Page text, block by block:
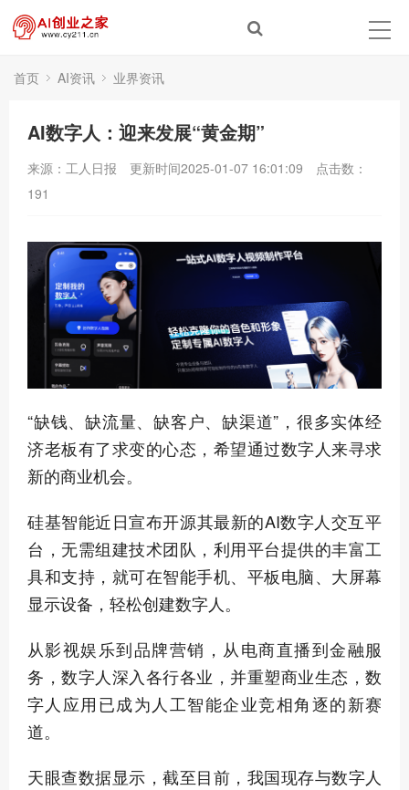
首页 AI资讯 业界资讯
AI数字人：迎来发展“黄金期”
来源：工人日报 更新时间2025-01-07 16:01:09
点击数：
191
“缺钱、缺流量、缺客户、缺渠道”，很多实体经
济老板有了求变的心态，希望通过数字人来寻求
新的商业机会。
硅基智能近日宣布开源其最新的AI数字人交互平
台，无需组建技术团队，利用平台提供的丰富工
具和支持，就可在智能手机、平板电脑、大屏幕
显示设备，轻松创建数字人。
从影视娱乐到品牌营销，从电商直播到金融服
务，数字人深入各行各业，并重塑商业生态，数
字人应用已成为人工智能企业竞相角逐的新赛
道。
天眼查数据显示，截至目前，我国现存与数字人